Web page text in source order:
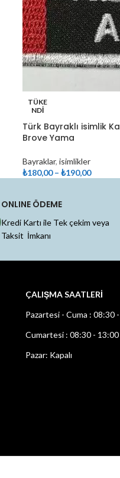
TÜKE
NDI
Türk Bayraklı isimlik
Brove Yama
Bayraklar, isimlikler
₺180,00 – ₺190,00
ONLINE ÖDEME
Kredi Kartı ile Tek çekim veya
Taksit İmkanı
ÇALIŞMA SAATLERİ
Pazartesi - Cuma : 08:30
Cumartesi : 08:30 - 13:00
Pazar: Kapalı